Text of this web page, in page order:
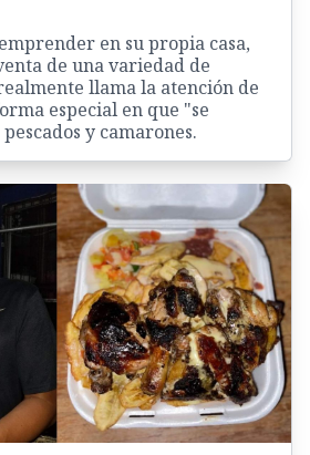
en su propia casa,
de una variedad de
llama la atención de
especial en que "se
y camarones.